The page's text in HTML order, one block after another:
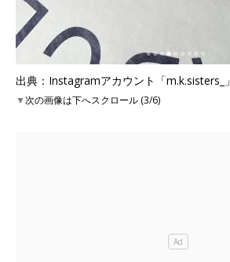
出典：Instagramアカウント「m.k.sisters_」
▼次の画像は下へスクロール (3/6)